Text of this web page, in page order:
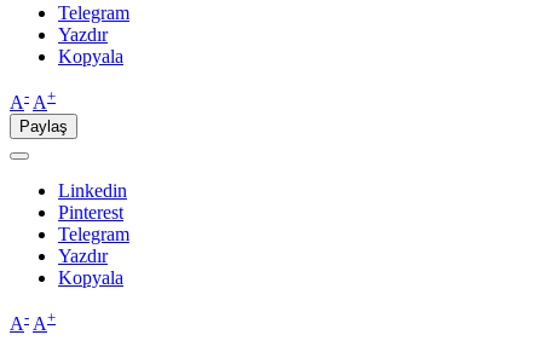
Telegram
Yazdır
Kopyala
A- A+
Paylaş
Linkedin
Pinterest
Telegram
Yazdır
Kopyala
A- A+